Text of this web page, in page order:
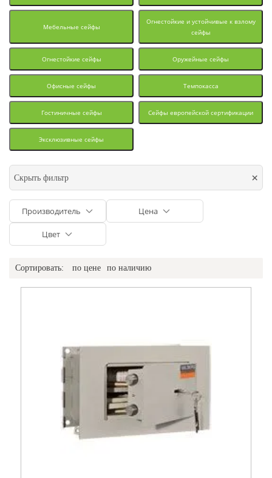
Мебельные сейфы
Огнестойкие и устойчивые к взлому
сейфы
Огнестойкие сейфы Оружейные сейфы
Офисные сейфы Темпокасса
Гостиничные сейфы Сейфы европейской сертификации
Эксклюзивные сейфы
Скрыть фильтр ×
Производитель Цена
Цвет
Сортировать: по цене по наличию